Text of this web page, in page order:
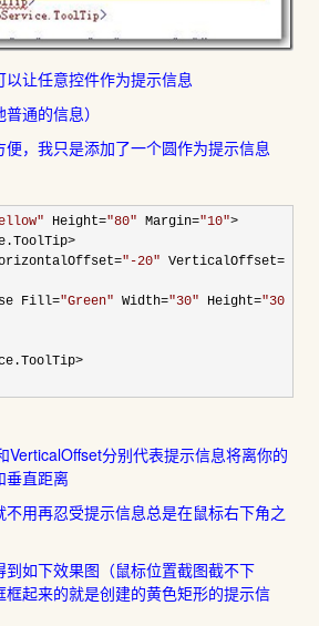
让任意控件作为提示信息
通的信息）
，我只是添加了一个圆作为提示信息
" Height="80" Margin="10">
>
=" -20" VerticalOffset=
Fill="Green" Width="30" Height="30
>
VerticalOffset分别代表提示信息将离你的
垂直距离
不用再忍受提示信息总是在鼠标右下角之
到如下效果图（鼠标位置截图截不下
起来的就是创建的黄色矩形的提示信